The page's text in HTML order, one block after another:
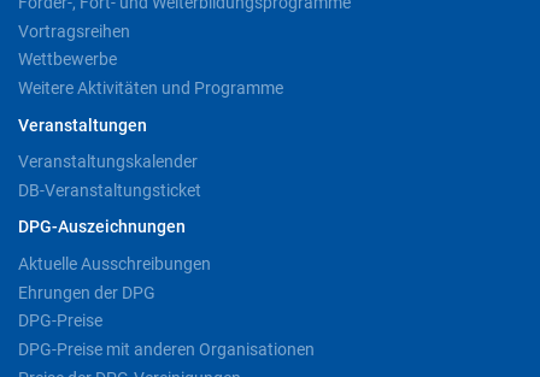
Vortragsreihen
Wettbewerbe
Weitere Aktivitäten und Programme
Veranstaltungen
Veranstaltungskalender
DB-Veranstaltungsticket
DPG-Auszeichnungen
Aktuelle Ausschreibungen
Ehrungen der DPG
DPG-Preise
DPG-Preise mit anderen Organisationen